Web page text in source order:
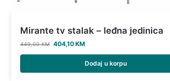
Mirante tv stalak – leđna jedinica
449,00KM 404,10KM
Dodaj u korpu